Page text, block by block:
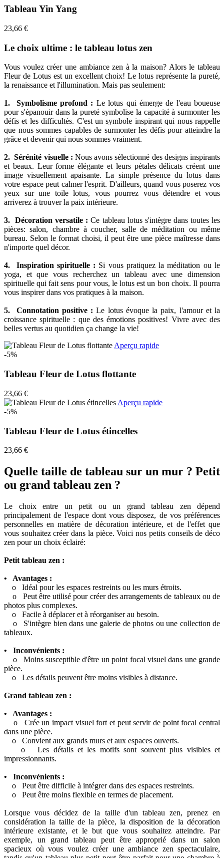
Tableau Yin Yang
23,66 €
Le choix ultime : le tableau lotus zen
Vous voulez créer une ambiance zen à la maison? Alors le tableau
Fleur de Lotus est un excellent choix! Le lotus représente la pureté,
la renaissance et l'illumination. Mais pas seulement:
1. Symbolisme profond : Le lotus qui émerge de l'eau boueuse
pour s'épanouir dans la pureté symbolise la capacité à surmonter les
défis et les difficultés. C'est un symbole inspirant qui nous rappelle
que nous sommes capables de surmonter les défis pour atteindre la
grâce et devenir qui nous sommes vraiment.
2. Sérénité visuelle : Nous avons sélectionné des designs inspirants
et beaux. Leur forme élégante et leurs pétales délicats créent une
image visuellement apaisante. La simple présence du lotus dans
votre espace peut calmer l'esprit. D'ailleurs, quand vous poserez vos
yeux sur une toile lotus, vous pourrez vous détendre et vous
arriverez à trouver la paix intérieure.
3. Décoration versatile : Ce tableau lotus s'intègre dans toutes les
pièces: salon, chambre à coucher, salle de méditation ou même
bureau. Selon le format choisi, il peut être une pièce maîtresse dans
n'importe quel décor.
4. Inspiration spirituelle : Si vous pratiquez la méditation ou le
yoga, et que vous recherchez un tableau avec une dimension
spirituelle qui fait sens pour vous, le lotus est un bon choix. Il pourra
vous inspirer dans vos pratiques à la maison.
5. Connotation positive : Le lotus évoque la paix, l'amour et la
croissance spirituelle : que des émotions positives! Vivre avec des
belles vertus au quotidien ça change la vie!
Aperçu rapide
-5%
Tableau Fleur de Lotus flottante
23,66 €
Aperçu rapide
-5%
Tableau Fleur de Lotus étincelles
23,66 €
Quelle taille de tableau sur un mur ? Petit
ou grand tableau zen ?
Le choix entre un petit ou un grand tableau zen dépend
principalement de l'espace dont vous disposez, de vos préférences
personnelles en matière de décoration intérieure, et de l'effet que
vous souhaitez créer dans la pièce. Voici nos petits conseils de déco
zen pour un choix éclairé:
Petit tableau zen :
• Avantages :
o Idéal pour les espaces restreints ou les murs étroits.
o Peut être utilisé pour créer des arrangements de tableaux ou de
photos plus complexes.
o Facile à déplacer et à réorganiser au besoin.
o S'intègre bien dans une galerie de photos ou une collection de
tableaux.
• Inconvénients :
o Moins susceptible d'être un point focal visuel dans une grande
pièce.
o Les détails peuvent être moins visibles à distance.
Grand tableau zen :
• Avantages :
o Crée un impact visuel fort et peut servir de point focal central
dans une pièce.
o Convient aux grands murs et aux espaces ouverts.
o Les détails et les motifs sont souvent plus visibles et
impressionnants.
• Inconvénients :
o Peut être difficile à intégrer dans des espaces restreints.
o Peut être moins flexible en termes de placement.
Lorsque vous décidez de la taille d'un tableau zen, prenez en
considération la taille de la pièce, la disposition de la décoration
intérieure existante, et le but que vous souhaitez atteindre. Par
exemple, un grand tableau peut être approprié dans un salon
spacieux où vous voulez créer une ambiance zen spectaculaire,